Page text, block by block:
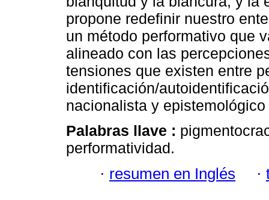
propone redefinir nuestro
un método performativo que
alineado con las
tensiones que existen entre
identificación/
nacionalista y
Palabras llave :
performatividad.
· resumen en Inglés ·